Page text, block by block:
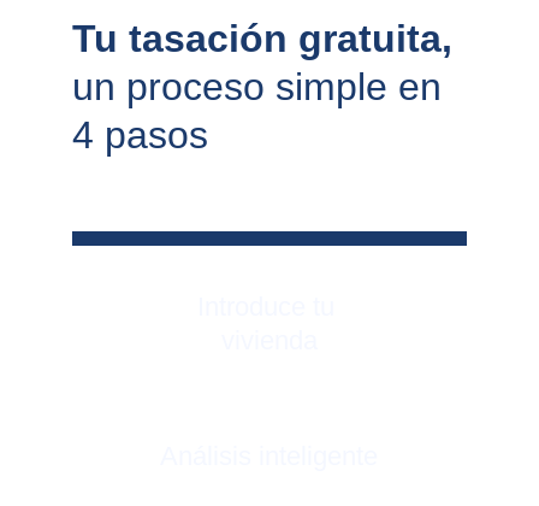
Tu tasación gratuita,
un proceso simple en
4 pasos